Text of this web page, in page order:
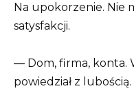
Na upokorzenie. Nie
satysfakcji.
— Dom, firma, konta.
powiedział z